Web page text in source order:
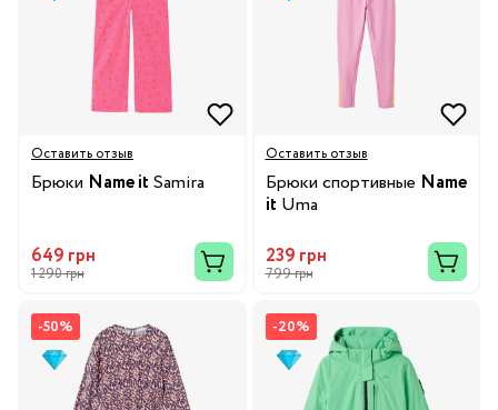
Оставить отзыв
Брюки Name it Samira
649 грн
1 290 грн
Оставить отзыв
Брюки спортивные Name
it Uma
239 грн
799 грн
-50% -20%